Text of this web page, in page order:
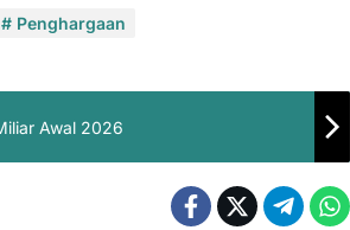
Penghargaan
Awal 2026